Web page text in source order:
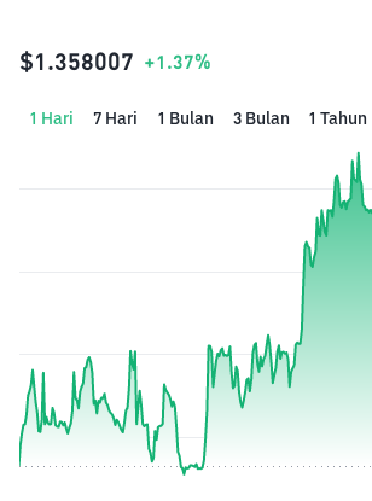
IDR - Rp
$1.358007 +1.37%
1 Hari 7 Hari 1 Bulan 3 Bulan 1 Tahun